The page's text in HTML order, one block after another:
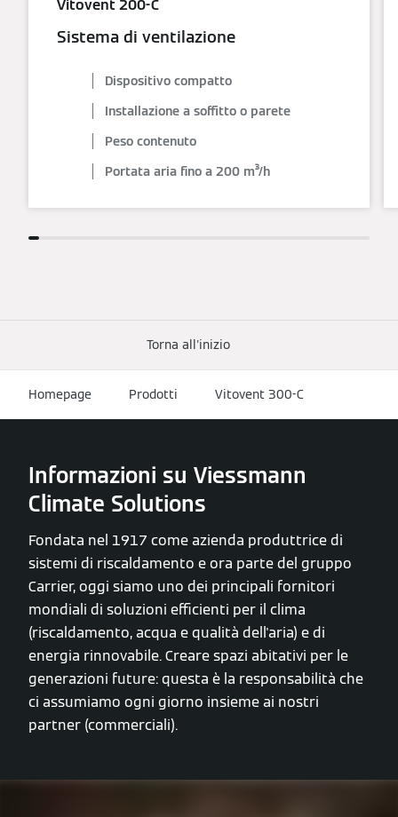
Vitovent 200-C
Sistema di ventilazione
Dispositivo compatto
Installazione a soffitto o parete
Peso contenuto
Portata aria fino a 200 m³/h
Torna all'inizio
Homepage Prodotti Vitovent 300-C
Informazioni su Viessmann
Climate Solutions
Fondata nel 1917 come azienda produttrice di
sistemi di riscaldamento e ora parte del gruppo
Carrier, oggi siamo uno dei principali fornitori
mondiali di soluzioni efficienti per il clima
(riscaldamento, acqua e qualità dell'aria) e di
energia rinnovabile. Creare spazi abitativi per le
generazioni future: questa è la responsabilità che
ci assumiamo ogni giorno insieme ai nostri
partner (commerciali).